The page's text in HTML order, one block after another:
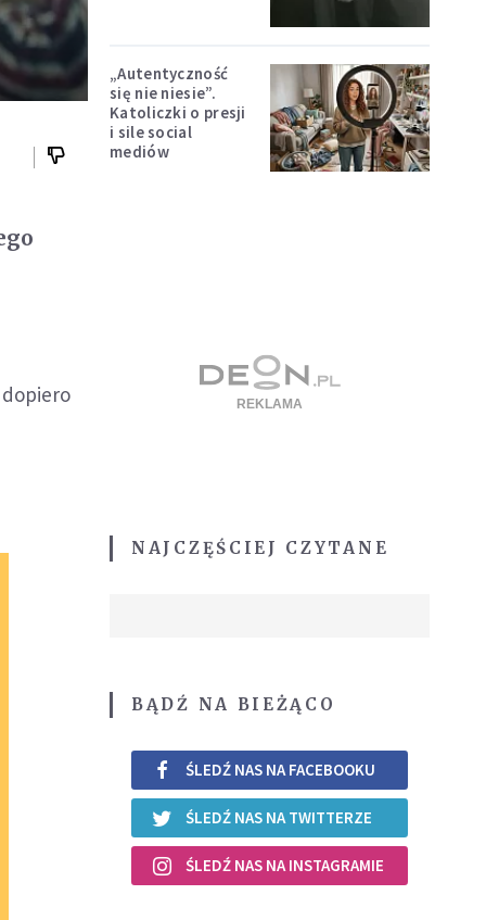
„Autentyczność
się nie niesie”.
Katoliczki o presji
i sile social
mediów
NAJCZĘŚCIEJ CZYTANE
BĄDŹ NA BIEŻĄCO
ŚLEDŹ NAS NA FACEBOOKU
ŚLEDŹ NAS NA TWITTERZE
ŚLEDŹ NAS NA INSTAGRAMIE